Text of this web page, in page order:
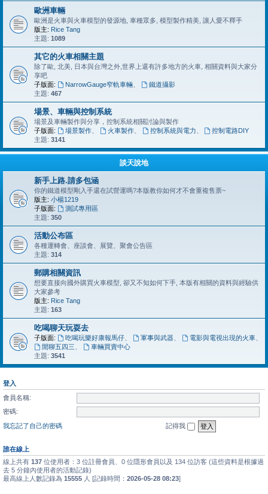
歐洲車輛
歐洲是火車與火車模型的發源地, 車種眾多, 模型製作精美, 讓人愛不釋手
版主: Rice Tang
主題: 1089
其它的火車相關主題
除了歐, 北美, 日本與台灣之外,世界上還有許多地方的火車, 相關資料與大家分
享吧
子版面:
NarrowGauge窄軌車輛、
鐵道攝影
主題: 467
場景、車輛與控制系統
場景及車輛製作與分享，控制系統相關討論與製作
子版面:
場景製作、 火車製作、 控制系統與電力
控制電路DIY
主題: 3141
談天說地
新手上路.請多包涵
你的鐵道模型剛入手還在試營運嗎?本版教你如何才不會重複售票~
版主: 小楊1219
子版面:
測試專用區
主題: 350
活動公布區
各種運轉會、座談會、展覽、聚會公告區
主題: 314
郵購相關資訊
想要直接向國外購買火車模型, 卻又不知如何下手, 本版有相關的資料與經驗供
大家參考
版主: Rice Tang
主題: 163
吃喝聊天玩耍去
子版面: 吃喝玩樂好康報馬仔、 軍事與武器、 電影與電視出現的火車、
閒聊五四三
車輛買賣中心
主題: 3541
登入
會員名稱:
密碼:
我忘記了自己的密碼
記得我
誰在線上
線上共有 137 位使用者：3 位註冊會員、0 位隱形會員以及 134 位訪客 (這些資料是根據過
去 5 分鐘內使用者的活動記錄)
最高線上人數記錄為 15555 人 [記錄時間： 2026-05-28 08:23]